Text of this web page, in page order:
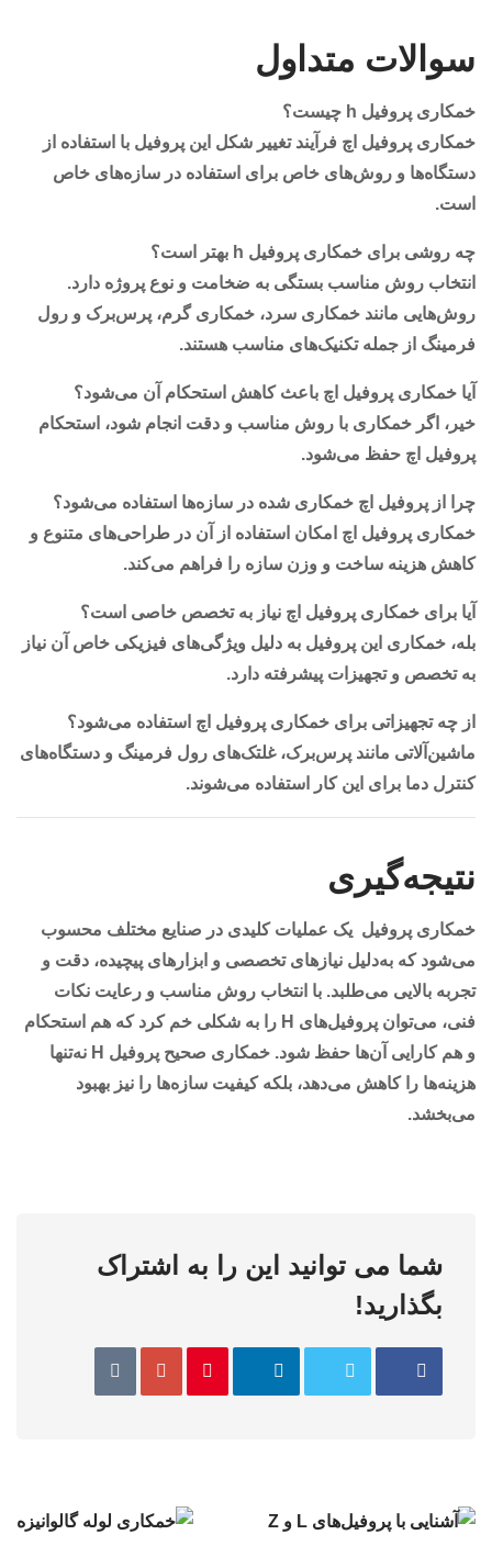
سوالات متداول
خمکاری پروفیل h چیست؟
خمکاری پروفیل اچ فرآیند تغییر شکل این پروفیل با استفاده از
دستگاه‌ها و روش‌های خاص برای استفاده در سازه‌های خاص
است.
چه روشی برای خمکاری پروفیل h بهتر است؟
انتخاب روش مناسب بستگی به ضخامت و نوع پروژه دارد.
روش‌هایی مانند خمکاری سرد، خمکاری گرم، پرس‌برک و رول
فرمینگ از جمله تکنیک‌های مناسب هستند.
آیا خمکاری پروفیل اچ باعث کاهش استحکام آن می‌شود؟
خیر، اگر خمکاری با روش مناسب و دقت انجام شود، استحکام
پروفیل اچ حفظ می‌شود.
چرا از پروفیل اچ خمکاری شده در سازه‌ها استفاده می‌شود؟
خمکاری پروفیل اچ امکان استفاده از آن در طراحی‌های متنوع و
کاهش هزینه ساخت و وزن سازه را فراهم می‌کند.
آیا برای خمکاری پروفیل اچ نیاز به تخصص خاصی است؟
بله، خمکاری این پروفیل به دلیل ویژگی‌های فیزیکی خاص آن نیاز
به تخصص و تجهیزات پیشرفته دارد.
از چه تجهیزاتی برای خمکاری پروفیل اچ استفاده می‌شود؟
ماشین‌آلاتی مانند پرس‌برک، غلتک‌های رول فرمینگ و دستگاه‌های
کنترل دما برای این کار استفاده می‌شوند.
نتیجه‌گیری
خمکاری پروفیل یک عملیات کلیدی در صنایع مختلف محسوب
می‌شود که به‌دلیل نیازهای تخصصی و ابزارهای پیچیده، دقت و
تجربه بالایی می‌طلبد. با انتخاب روش مناسب و رعایت نکات
فنی، می‌توان پروفیل‌های H را به شکلی خم کرد که هم استحکام
و هم کارایی آن‌ها حفظ شود. خمکاری صحیح پروفیل H نه‌تنها
هزینه‌ها را کاهش می‌دهد، بلکه کیفیت سازه‌ها را نیز بهبود
می‌بخشد.
شما می توانید این را به اشتراک
بگذارید!